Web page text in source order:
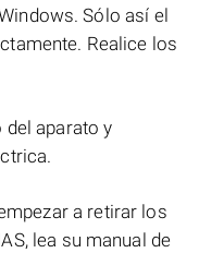
Sólo así el
Realice los
aparato y
a retirar los
lea su manual de